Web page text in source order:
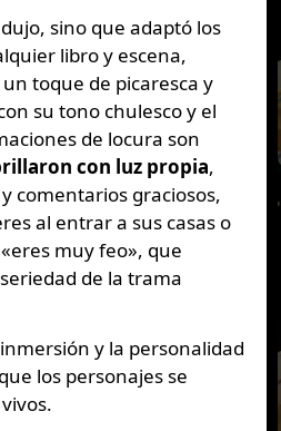
sino que adaptó los
libro y escena,
toque de picaresca y
su tono chulesco y el
de locura son
con luz propia,
comentarios graciosos,
al entrar a sus casas o
muy feo», que
de la trama
y la personalidad
los personajes se